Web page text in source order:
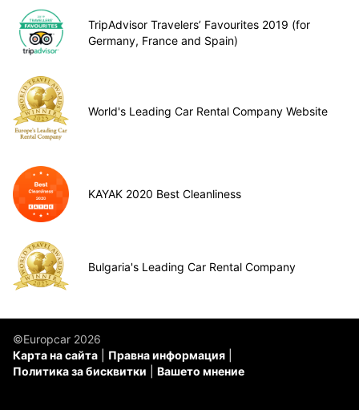
TripAdvisor Travelers’ Favourites 2019 (for
Germany, France and Spain)
World's Leading Car Rental Company Website
KAYAK 2020 Best Cleanliness
Bulgaria's Leading Car Rental Company
©Europcar 2026
Карта на сайта
Правна информация
Политика за бисквитки
Вашето мнение